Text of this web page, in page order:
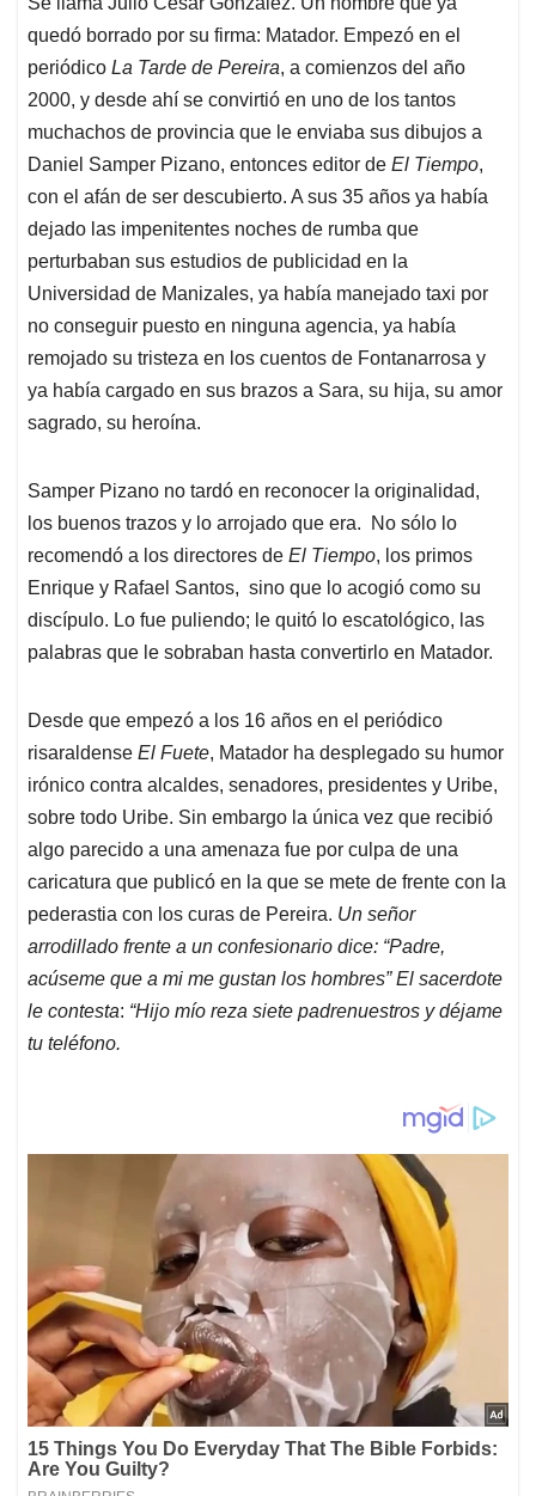
s
A
p
p
b
o
o
k
e
d
I
n
l
a
d
s
quedó borrado por su firma: Matador. Empezó en el
periódico La Tarde de Pereira, a comienzos del año
2000, y desde ahí se convirtió en uno de los tantos
muchachos de provincia que le enviaba sus dibujos a
Daniel Samper Pizano, entonces editor de El Tiempo,
con el afán de ser descubierto. A sus 35 años ya había
dejado las impenitentes noches de rumba que
perturbaban sus estudios de publicidad en la
Universidad de Manizales, ya había manejado taxi por
no conseguir puesto en ninguna agencia, ya había
remojado su tristeza en los cuentos de Fontanarrosa y
ya había cargado en sus brazos a Sara, su hija, su amor
sagrado, su heroína.
Samper Pizano no tardó en reconocer la originalidad,
los buenos trazos y lo arrojado que era. No sólo lo
recomendó a los directores de El Tiempo, los primos
Enrique y Rafael Santos, sino que lo acogió como su
discípulo. Lo fue puliendo; le quitó lo escatológico, las
palabras que le sobraban hasta convertirlo en Matador.
Desde que empezó a los 16 años en el periódico
risaraldense El Fuete, Matador ha desplegado su humor
irónico contra alcaldes, senadores, presidentes y Uribe,
sobre todo Uribe. Sin embargo la única vez que recibió
algo parecido a una amenaza fue por culpa de una
caricatura que publicó en la que se mete de frente con la
pederastia con los curas de Pereira. Un señor
arrodillado frente a un confesionario dice: “Padre,
acúseme que a mi me gustan los hombres” El sacerdote
le contesta: “Hijo mío reza siete padrenuestros y déjame
tu teléfono.